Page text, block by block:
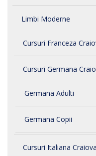
Limbi Moderne
Cursuri Franceza
Cursuri Germana
Germana Adulti
Germana Copii
Cursuri Italiana Craiova